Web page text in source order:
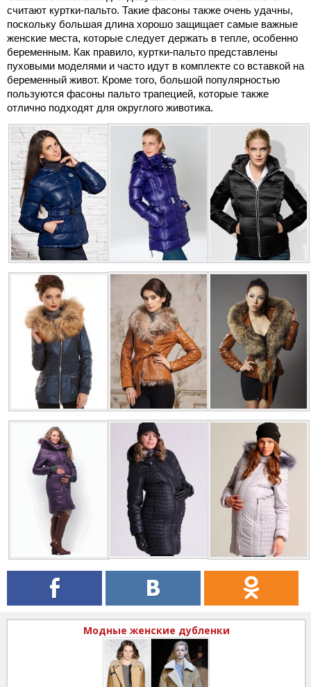
считают куртки-пальто. Такие фасоны также очень удачны,
поскольку большая длина хорошо защищает самые важные
женские места, которые следует держать в тепле, особенно
беременным. Как правило, куртки-пальто представлены
пуховыми моделями и часто идут в комплекте со вставкой на
беременный живот. Кроме того, большой популярностью
пользуются фасоны пальто трапецией, которые также
отлично подходят для округлого животика.
Модные женские дубленки